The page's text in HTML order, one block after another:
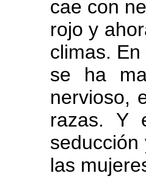
cae con
rojo y
climas.
se ha
nervioso,
razas. Y
las